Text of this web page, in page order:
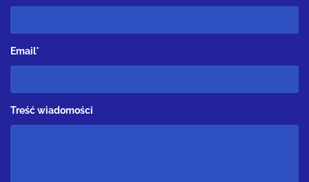
Email*
Treść wiadomości